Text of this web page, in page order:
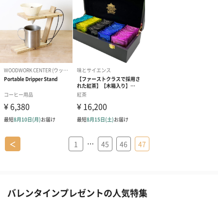
＜ 1 … 45 46 47
バレンタインプレゼントの人気特集